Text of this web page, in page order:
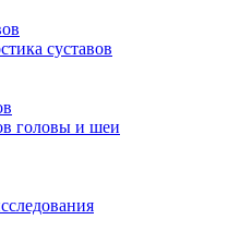
суставов
головы и шеи